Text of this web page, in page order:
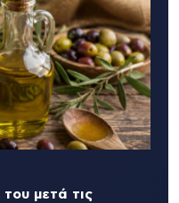
μετά τις